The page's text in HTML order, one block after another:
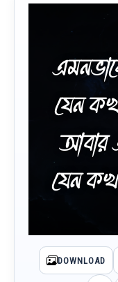
যেন
আবার
যেন
DOWNLOAD